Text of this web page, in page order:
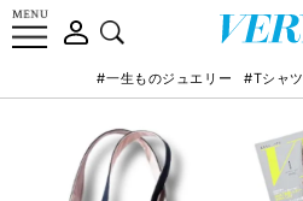
#一生ものジュエリー #Tシャツ